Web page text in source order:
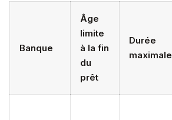
Banque
Âge
limite
à la fin
du
prêt
Durée
maximale